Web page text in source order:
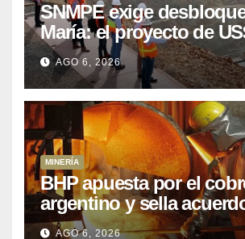
SNMPE exige
María: el proyecto de
que Perú lleva 15 años
posponiendo
AGO 6, 2026
MINERÍA
BHP apuesta por el
argentino y sella
Kobrea para siete
AGO 6, 2026